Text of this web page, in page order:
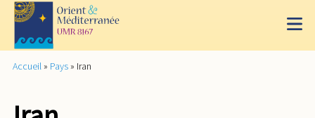
Accueil » Pays » Iran